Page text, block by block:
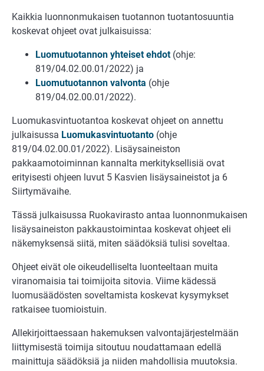
Kaikkia luonnonmukaisen tuotannon tuotantosuuntia
koskevat ohjeet ovat julkaisuissa:
Luomutuotannon yhteiset ehdot(ohje:
819/04.02.00.01/2022) ja
Luomutuotannon valvonta (ohje
819/04.02.00.01/2022).
Luomukasvintuotantoa koskevat ohjeet on annettu
julkaisussa Luomukasvintuotanto (ohje
819/04.02.00.01/2022). Lisäysaineiston
pakkaamotoiminnan kannalta merkityksellisiä ovat
erityisesti ohjeen luvut 5 Kasvien lisäysaineistot ja 6
Siirtymävaihe.
Tässä julkaisussa Ruokavirasto antaa luonnonmukaisen
lisäysaineiston pakkaustoimintaa koskevat ohjeet eli
näkemyksensä siitä, miten säädöksiä tulisi soveltaa.
Ohjeet eivät ole oikeudelliselta luonteeltaan muita
viranomaisia tai toimijoita sitovia. Viime kädessä
luomusäädösten soveltamista koskevat kysymykset
ratkaisee tuomioistuin.
Allekirjoittaessaan hakemuksen valvontajärjestelmään
liittymisestä toimija sitoutuu noudattamaan edellä
mainittuja säädöksiä ja niiden mahdollisia muutoksia.